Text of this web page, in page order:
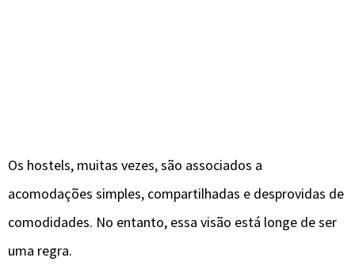
Os hostels, muitas vezes, são associados a
acomodações simples, compartilhadas e desprovidas de
comodidades. No entanto, essa visão está longe de ser
uma regra.